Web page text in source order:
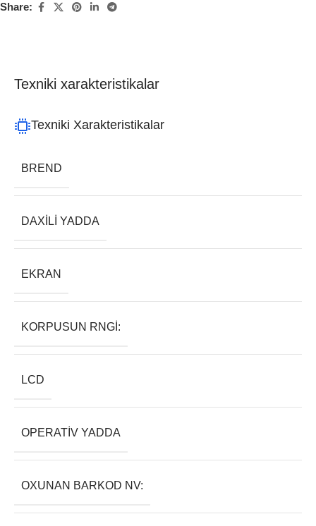
Share:
Texniki xarakteristikalar
Texniki Xarakteristikalar
BREND
DAXILI YADDA
EKRAN
KORPUSUN RNGI:
LCD
OPERATIV YADDA
OXUNAN BARKOD NV: